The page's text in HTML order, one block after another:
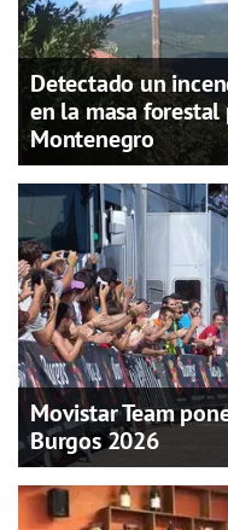
Detectado un
en la masa
Montenegro
Movistar Team
Burgos 2026